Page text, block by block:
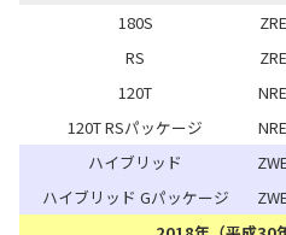
180S
RS
120T
120T RSパッケージ
ハイブリッド
ハイブリッド Gパッケージ